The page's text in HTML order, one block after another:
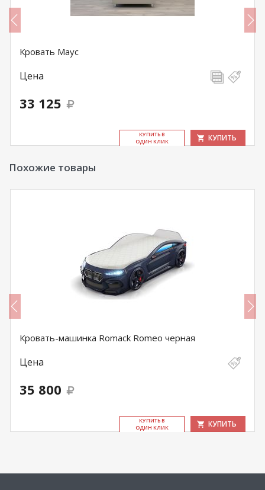
Кровать Маус
Цена
33 125
КУ­ПИТЬ В
ОДИН КЛИК
КУПИТЬ
Похожие товары
Кровать-машинка Romack Romeo черная
Цена
35 800
КУ­ПИТЬ В
ОДИН КЛИК
КУПИТЬ